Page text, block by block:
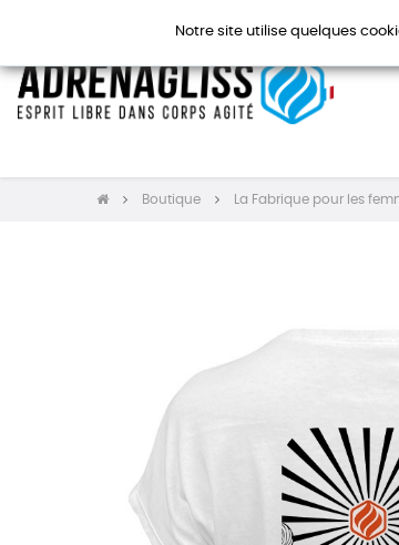
Boutique La Fabrique pour les
Notre site utilise quelques